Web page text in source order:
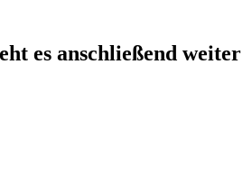
es anschließend weiter